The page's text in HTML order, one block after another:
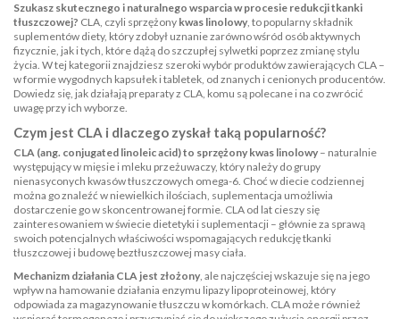
Szukasz skutecznego i naturalnego wsparcia w procesie redukcji tkanki
tłuszczowej? CLA, czyli sprzężony kwas linolowy, to popularny składnik
suplementów diety, który zdobył uznanie zarówno wśród osób aktywnych
fizycznie, jak i tych, które dążą do szczupłej sylwetki poprzez zmianę stylu
życia. W tej kategorii znajdziesz szeroki wybór produktów zawierających CLA –
w formie wygodnych kapsułek i tabletek, od znanych i cenionych producentów.
Dowiedz się, jak działają preparaty z CLA, komu są polecane i na co zwrócić
uwagę przy ich wyborze.
Czym jest CLA i dlaczego zyskał taką popularność?
CLA (ang. conjugated linoleic acid) to sprzężony kwas linolowy – naturalnie
występujący w mięsie i mleku przeżuwaczy, który należy do grupy
nienasyconych kwasów tłuszczowych omega-6. Choć w diecie codziennej
można go znaleźć w niewielkich ilościach, suplementacja umożliwia
dostarczenie go w skoncentrowanej formie. CLA od lat cieszy się
zainteresowaniem w świecie dietetyki i suplementacji – głównie za sprawą
swoich potencjalnych właściwości wspomagających redukcję tkanki
tłuszczowej i budowę beztłuszczowej masy ciała.
Mechanizm działania CLA jest złożony , ale najczęściej wskazuje się na jego
wpływ na hamowanie działania enzymu lipazy lipoproteinowej, który
odpowiada za magazynowanie tłuszczu w komórkach. CLA może również